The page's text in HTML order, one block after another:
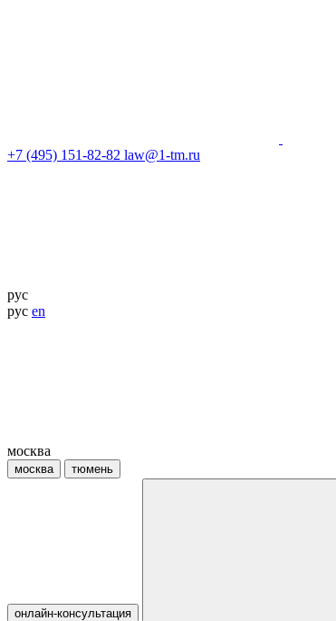
+7 (495) 151-82-82 law@1-tm.ru
рус
рус en
москва
москва тюмень
онлайн-консультация